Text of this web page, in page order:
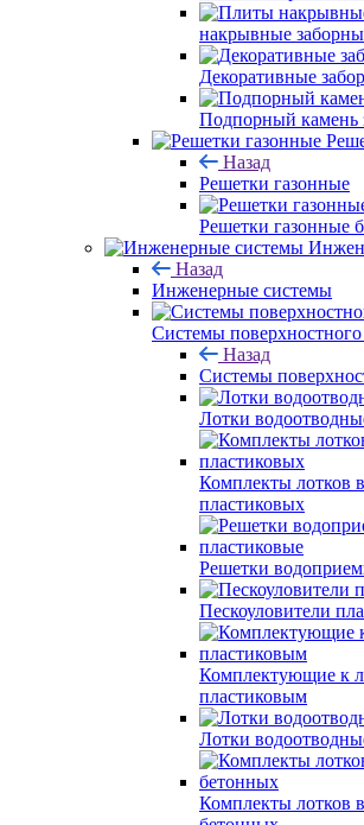
накрывные
Декоративные
Подпорный камень
Назад
Решетки газонные
Решетки газонные
Назад
Инженерные системы
Системы поверхностного
Назад
Системы
Лотки
Комплекты лотков
пластиковых
Решетки
Пескоуловители
Комплектующие к
пластиковым
Лотки
Комплекты лотков